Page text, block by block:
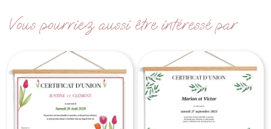
Vous pourriez aussi être intéressé par